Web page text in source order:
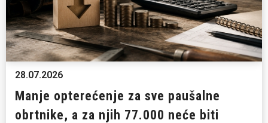
28.07.2026
Manje opterećenje za sve paušalne
obrtnike, a za njih 77.000 neće biti